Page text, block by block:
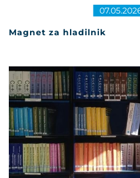
Magnet za hladilnik